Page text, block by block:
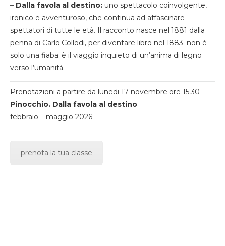
– Dalla favola al destino: uno spettacolo coinvolgente,
ironico e avventuroso, che continua ad affascinare
spettatori di tutte le età. Il racconto nasce nel 1881 dalla
penna di Carlo Collodi, per diventare libro nel 1883. non è
solo una fiaba: è il viaggio inquieto di un’anima di legno
verso l’umanità.
Prenotazioni a partire da lunedi 17 novembre ore 15.30
Pinocchio. Dalla favola al destino
febbraio – maggio 2026
prenota la tua classe